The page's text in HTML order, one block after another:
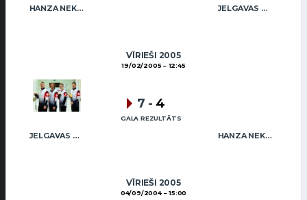
HANZA NEKUSTAMIE ĪPAŠUMI MIX JELGAVAS MAIZNIEKS
VĪRIEŠI 2005
19/02/2005 12:45
JELGAVAS MAIZNIEKS HANZA NEKUSTAMIE ĪPAŠUMI MIX
7 - 4
GALA REZULTĀTS
VĪRIEŠI 2005
04/09/2004 15:00